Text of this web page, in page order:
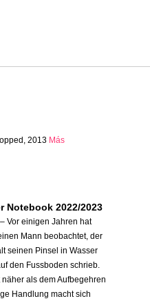
2013 Más
Notebook 2022/2023
Vor einigen Jahren hat
Mann beobachtet, der
seinen Pinsel in Wasser
den Fussboden schrieb.
als dem Aufbegehren
Handlung macht sich